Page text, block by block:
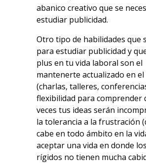
abanico creativo que se
estudiar publicidad.
Otro tipo de habilidades que
para estudiar publicidad y
plus en tu vida laboral son el
mantenerte actualizado en el
(charlas, talleres,
flexibilidad para comprender
veces tus ideas serán
la tolerancia a la frustración
cabe en todo ámbito en la
aceptar una vida en donde
rígidos no tienen mucha